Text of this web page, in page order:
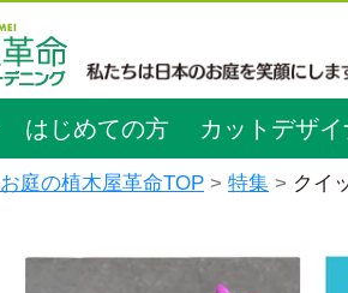
はじめての方 カットデザ
お庭の植木屋革命TOP 特集 クイ